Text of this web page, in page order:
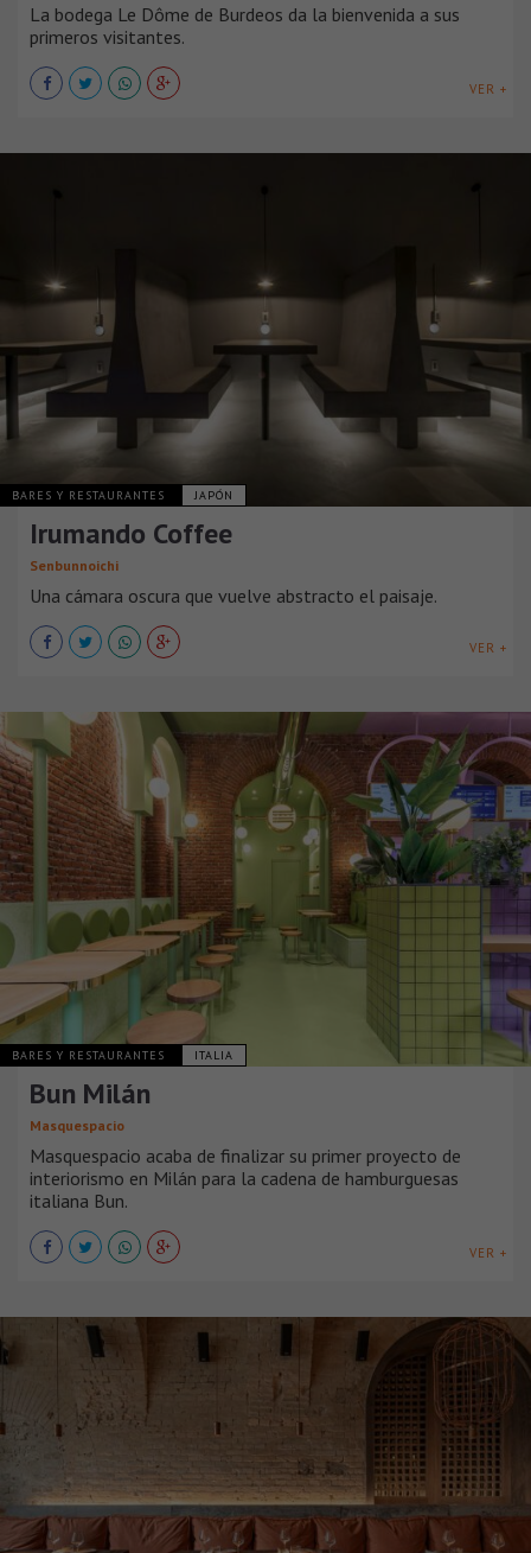
La bodega Le Dôme de Burdeos da la bienvenida a sus
primeros visitantes.
VER +
BARES Y RESTAURANTES JAPÓN
Irumando Coffee
Senbunnoichi
Una cámara oscura que vuelve abstracto el paisaje.
VER +
BARES Y RESTAURANTES ITALIA
Bun Milán
Masquespacio
Masquespacio acaba de finalizar su primer proyecto de
interiorismo en Milán para la cadena de hamburguesas
italiana Bun.
VER +